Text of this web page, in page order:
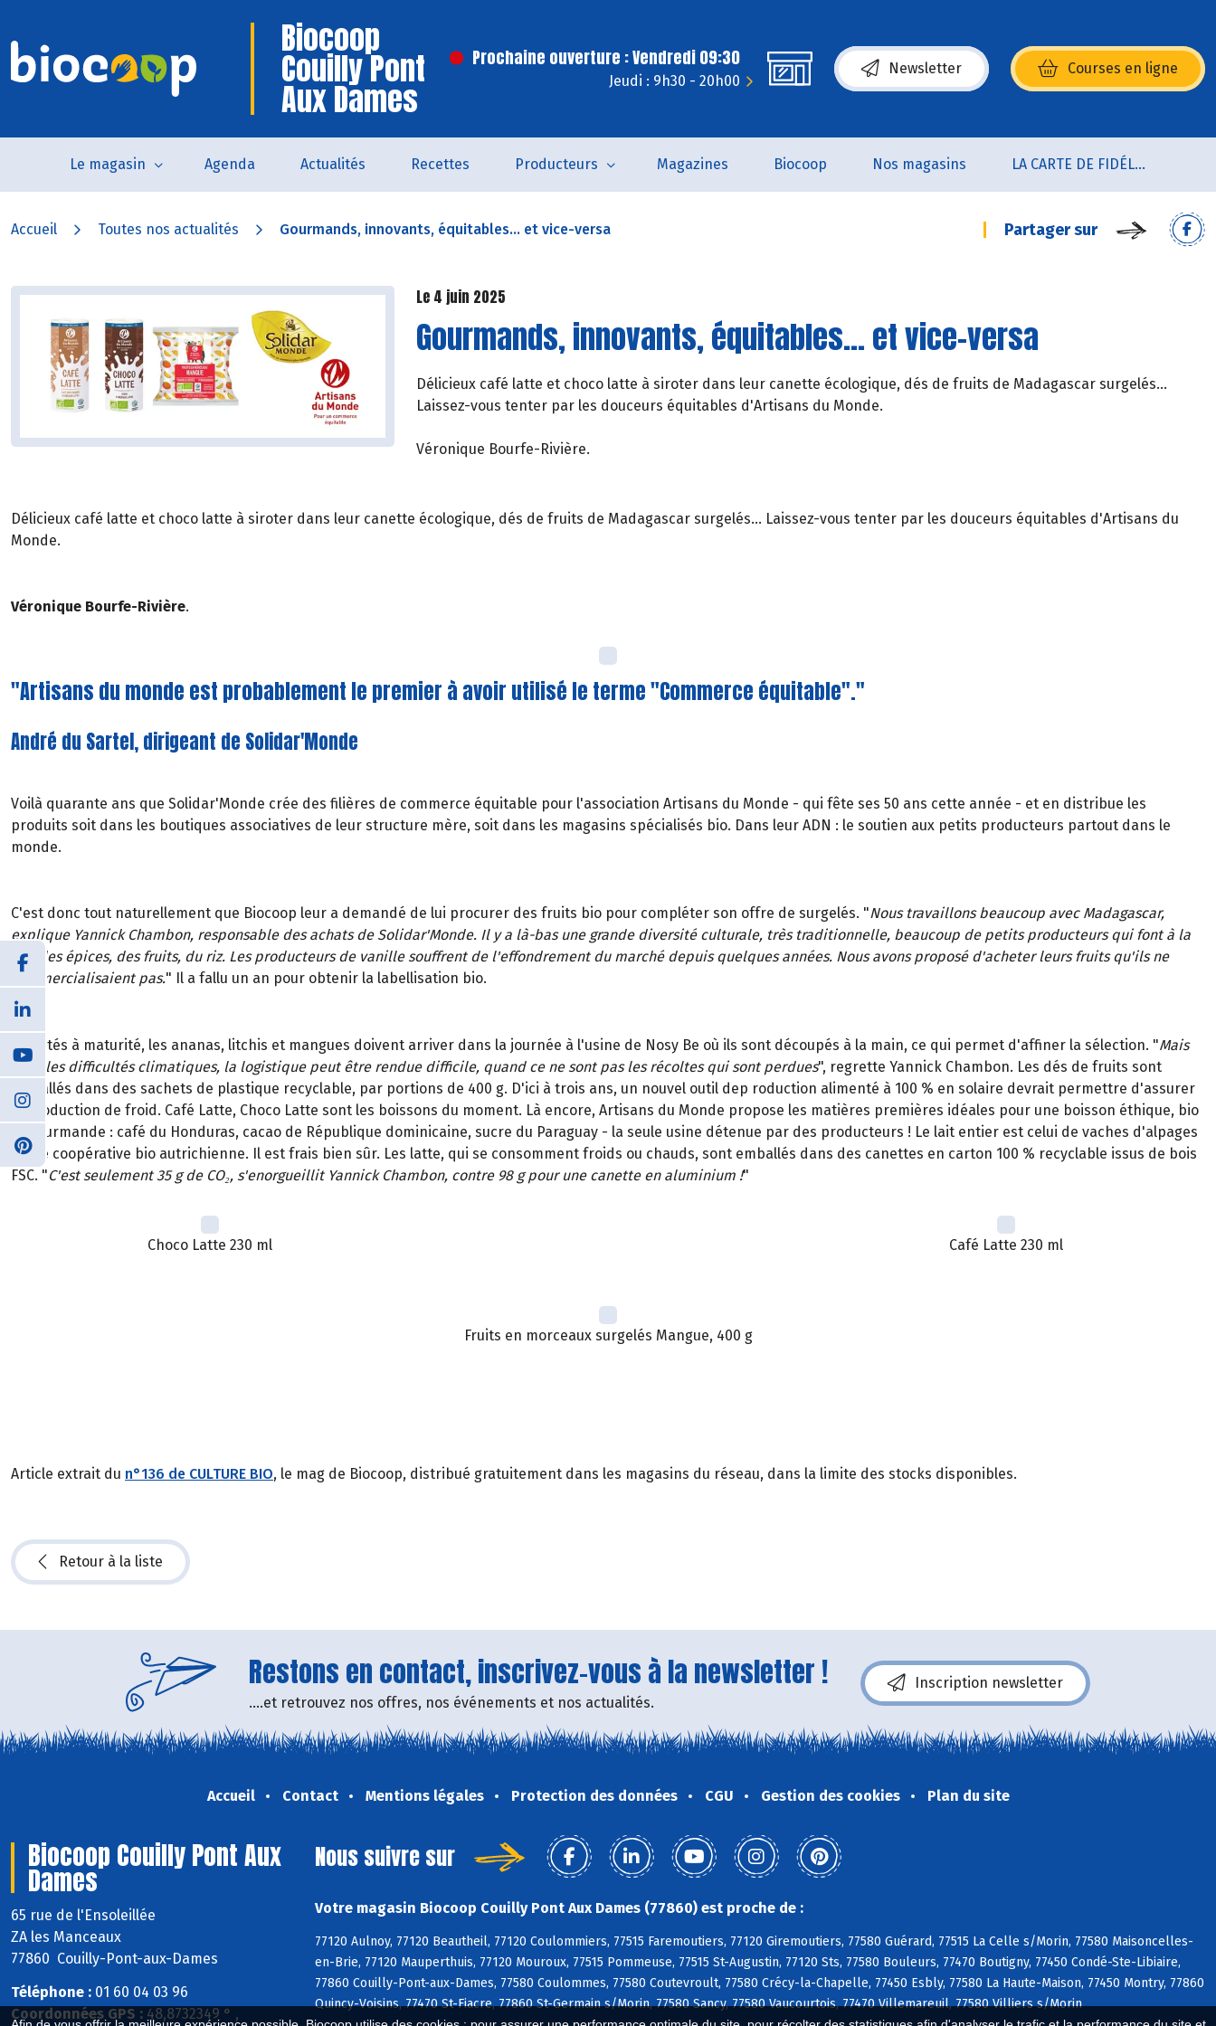
Biocoop
Couilly Pont
Aux Dames
Prochaine ouverture : Vendredi 09:30
Jeudi : 9h30 - 20h00
Newsletter Courses en ligne
(s’ouvre dans une nouvelle fenêtre)
Le magasin Agenda Actualités Recettes Producteurs Magazines Biocoop Nos magasins LA CARTE DE FIDÉLITÉ
Accueil Toutes nos actualités Gourmands, innovants, équitables... et vice-versa Partager sur
Le 4 juin 2025
Gourmands, innovants, équitables... et vice-versa
Délicieux café latte et choco latte à siroter dans leur canette écologique, dés de fruits de Madagascar surgelés...
Laissez-vous tenter par les douceurs équitables d'Artisans du Monde.
Véronique Bourfe-Rivière.
Délicieux café latte et choco latte à siroter dans leur canette écologique, dés de fruits de Madagascar surgelés... Laissez-vous tenter par les douceurs équitables d'Artisans du
Monde.
Véronique Bourfe-Rivière.
"Artisans du monde est probablement le premier à avoir utilisé le terme "Commerce équitable"."
André du Sartel, dirigeant de Solidar'Monde
Voilà quarante ans que Solidar'Monde crée des filières de commerce équitable pour l'association Artisans du Monde - qui fête ses 50 ans cette année - et en distribue les
produits soit dans les boutiques associatives de leur structure mère, soit dans les magasins spécialisés bio. Dans leur ADN : le soutien aux petits producteurs partout dans le
monde.
C'est donc tout naturellement que Biocoop leur a demandé de lui procurer des fruits bio pour compléter son offre de surgelés. "Nous travaillons beaucoup avec Madagascar,
explique Yannick Chambon, responsable des achats de Solidar'Monde. Il y a là-bas une grande diversité culturale, très traditionnelle, beaucoup de petits producteurs qui font à la
fois des épices, des fruits, du riz. Les producteurs de vanille souffrent de l'effondrement du marché depuis quelques années. Nous avons proposé d'acheter leurs fruits qu'ils ne
commercialisaient pas." Il a fallu un an pour obtenir la labellisation bio.
Récoltés à maturité, les ananas, litchis et mangues doivent arriver dans la journée à l'usine de Nosy Be où ils sont découpés à la main, ce qui permet d'affiner la sélection. "Mais
avec les difficultés climatiques, la logistique peut être rendue difficile, quand ce ne sont pas les récoltes qui sont perdues", regrette Yannick Chambon. Les dés de fruits sont
emballés dans des sachets de plastique recyclable, par portions de 400 g. D'ici à trois ans, un nouvel outil dep roduction alimenté à 100 % en solaire devrait permettre d'assurer
la production de froid. Café Latte, Choco Latte sont les boissons du moment. Là encore, Artisans du Monde propose les matières premières idéales pour une boisson éthique, bio
et gourmande : café du Honduras, cacao de République dominicaine, sucre du Paraguay - la seule usine détenue par des producteurs ! Le lait entier est celui de vaches d'alpages
d'une coopérative bio autrichienne. Il est frais bien sûr. Les latte, qui se consomment froids ou chauds, sont emballés dans des canettes en carton 100 % recyclable issus de bois
FSC. "C'est seulement 35 g de CO₂, s'enorgueillit Yannick Chambon, contre 98 g pour une canette en aluminium !"
Choco Latte 230 ml
Fruits en morceaux surgelés Mangue, 400 g
Café Latte 230 ml
Article extrait du n°136 de CULTURE BIO, le mag de Biocoop, distribué gratuitement dans les magasins du réseau, dans la limite des stocks disponibles.
Retour à la liste
Restons en contact, inscrivez-vous à la newsletter !
....et retrouvez nos offres, nos événements et nos actualités.
Inscription newsletter
Accueil Contact Mentions légales Protection des données CGU Gestion des cookies Plan du site
Biocoop Couilly Pont Aux
Dames
65 rue de l'Ensoleillée
ZA les Manceaux
77860 Couilly-Pont-aux-Dames
Téléphone : 01 60 04 03 96
Coordonnées GPS : 48,8732349 ° ,
Nous suivre sur
Votre magasin Biocoop Couilly Pont Aux Dames (77860) est proche de :
77120 Aulnoy, 77120 Beautheil, 77120 Coulommiers, 77515 Faremoutiers, 77120 Giremoutiers, 77580 Guérard, 77515 La Celle s/Morin, 77580 Maisoncelles-
en-Brie, 77120 Mauperthuis, 77120 Mouroux, 77515 Pommeuse, 77515 St-Augustin, 77120 Sts, 77580 Bouleurs, 77470 Boutigny, 77450 Condé-Ste-Libiaire,
77860 Couilly-Pont-aux-Dames, 77580 Coulommes, 77580 Coutevroult, 77580 Crécy-la-Chapelle, 77450 Esbly, 77580 La Haute-Maison, 77450 Montry, 77860
Quincy-Voisins, 77470 St-Fiacre, 77860 St-Germain s/Morin, 77580 Sancy, 77580 Vaucourtois, 77470 Villemareuil, 77580 Villiers s/Morin